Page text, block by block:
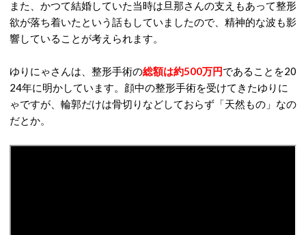
また、かつて結婚していた当時は旦那さんの支えもあって整形
欲が落ち着いたという話もしていましたので、精神的な波も影
響していることが考えられます。
ゆりにゃさんは、整形手術の総額は約500万円であることを20
24年に明かしています。顔中の整形手術を受けてきたゆりに
ゃですが、輪郭だけは骨切りなどしておらず「天然もの」なの
だとか。